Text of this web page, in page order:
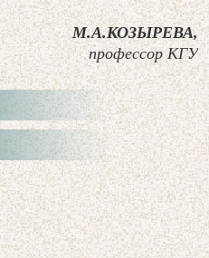
М.А.КОЗЫРЕВА,
профессор КГУ